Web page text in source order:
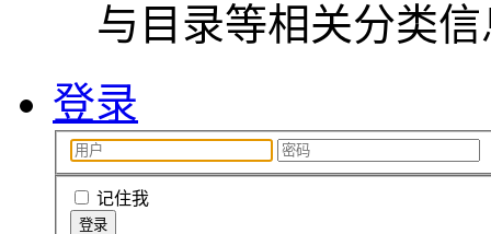
与目录等相关分类
登录
记住我